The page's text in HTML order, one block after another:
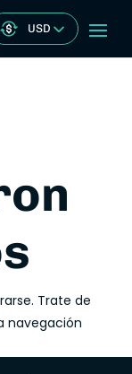
USD
Trate de
navegación